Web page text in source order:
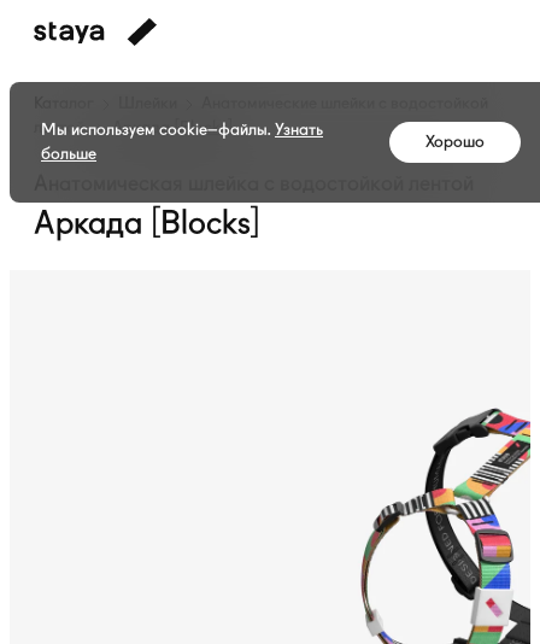
лентой
Аркада [Blocks]
Аркада [Blocks]
Мы используем cookie–файлы. Узнать
больше
Хорошо